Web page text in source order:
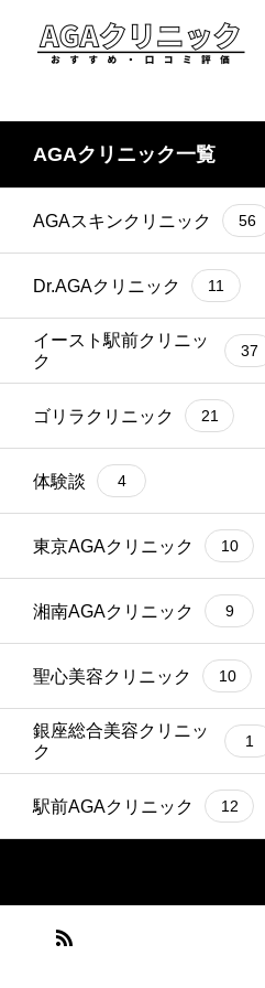
AGAクリニック一覧
AGAスキンクリニック 56
Dr.AGAクリニック 11
イースト駅前クリニッ
ク
37
ゴリラクリニック 21
体験談 4
東京AGAクリニック 10
湘南AGAクリニック 9
聖心美容クリニック 10
銀座総合美容クリニッ
ク
1
駅前AGAクリニック 12